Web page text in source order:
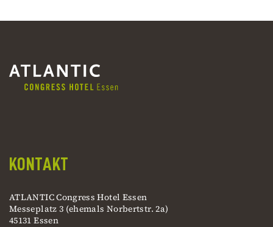
KONTAKT
ATLANTIC Congress Hotel Essen
Messeplatz 3 (ehemals Norbertstr. 2a)
45131 Essen